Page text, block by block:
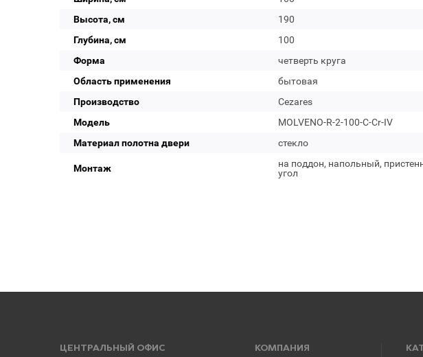
Высота, см
190
Глубина, см
100
Форма
четверть круга
Область применения
бытовая
Производство
Cezares
Модель
MOLVENO-R-2-100-C-Cr-IV
Материал полотна двери
стекло
Монтаж
на поддон, напольный,
угол
ЦЕНТРАЛЬНЫЙ ОФИС КОМПАНИЯ